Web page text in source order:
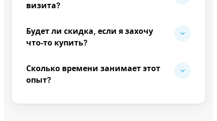
визита?
Будет ли скидка, если я захочу
что‑то купить?
Сколько времени занимает этот
опыт?